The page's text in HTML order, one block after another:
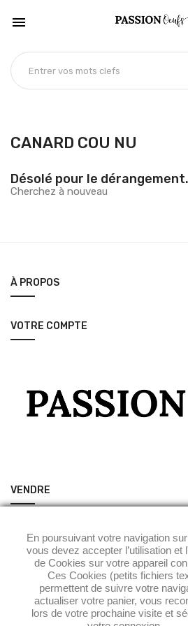

CANARD COU NU
Désolé pour le dérangement.
Cherchez à nouveau
À PROPOS
VOTRE COMPTE
En poursuivant votre navigation
vous devez accepter l’utilisation et
de Cookies sur votre appareil
Ces Cookies (petits fichiers
permettent de suivre votre
actualiser votre panier, vous
lors de votre prochaine visite et
VENDRE
ACHETER